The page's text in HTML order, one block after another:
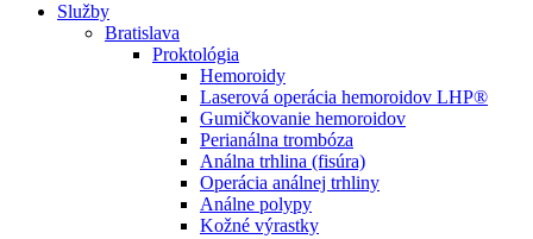
Služby
Bratislava
Proktológia
Hemoroidy
Laserová operácia hemoroidov LHP®
Gumičkovanie hemoroidov
Perianálna trombóza
Análna trhlina (fisúra)
Operácia análnej trhliny
Análne polypy
Kožné výrastky